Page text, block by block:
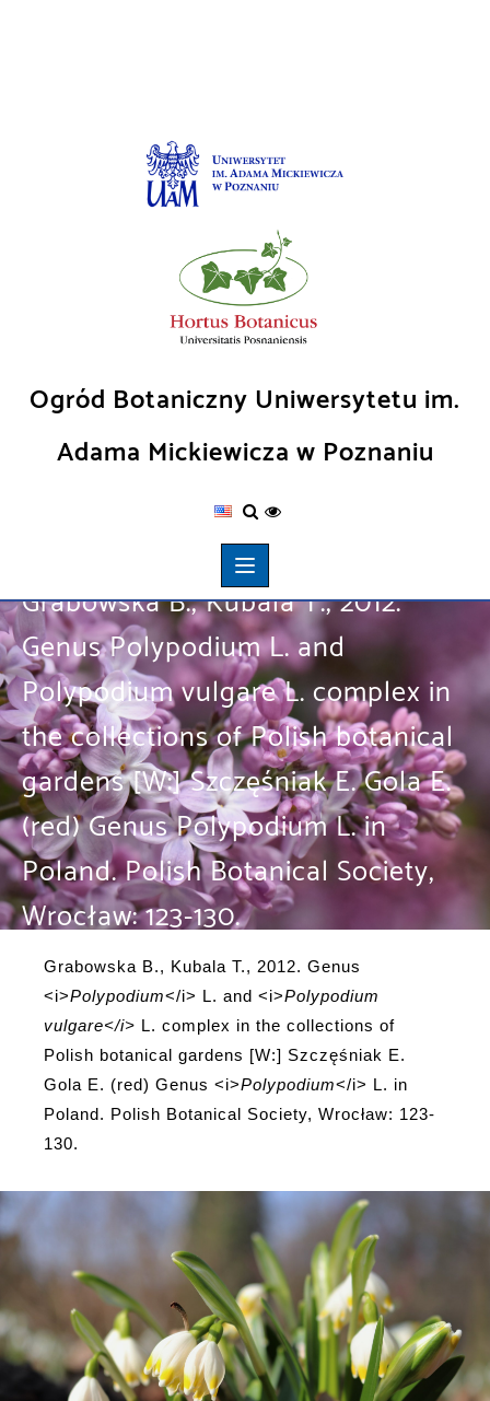
Ogród Botaniczny Uniwersytetu im.
Adama Mickiewicza w Poznaniu
Grabowska B., Kubala T., 2012.
Genus Polypodium L. and
Polypodium vulgare L. complex in
the collections of Polish botanical
gardens [W:] Szczęśniak E. Gola E.
(red) Genus Polypodium L. in
Poland. Polish Botanical Society,
Wrocław: 123-130.
Grabowska B., Kubala T., 2012. Genus
<i>Polypodium</i> L. and <i>Polypodium
vulgare</i> L. complex in the collections of
Polish botanical gardens [W:] Szczęśniak E.
Gola E. (red) Genus <i>Polypodium</i> L. in
Poland. Polish Botanical Society, Wrocław: 123-
130.